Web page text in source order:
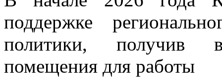
поддержке
политики, получив
помещения для работы